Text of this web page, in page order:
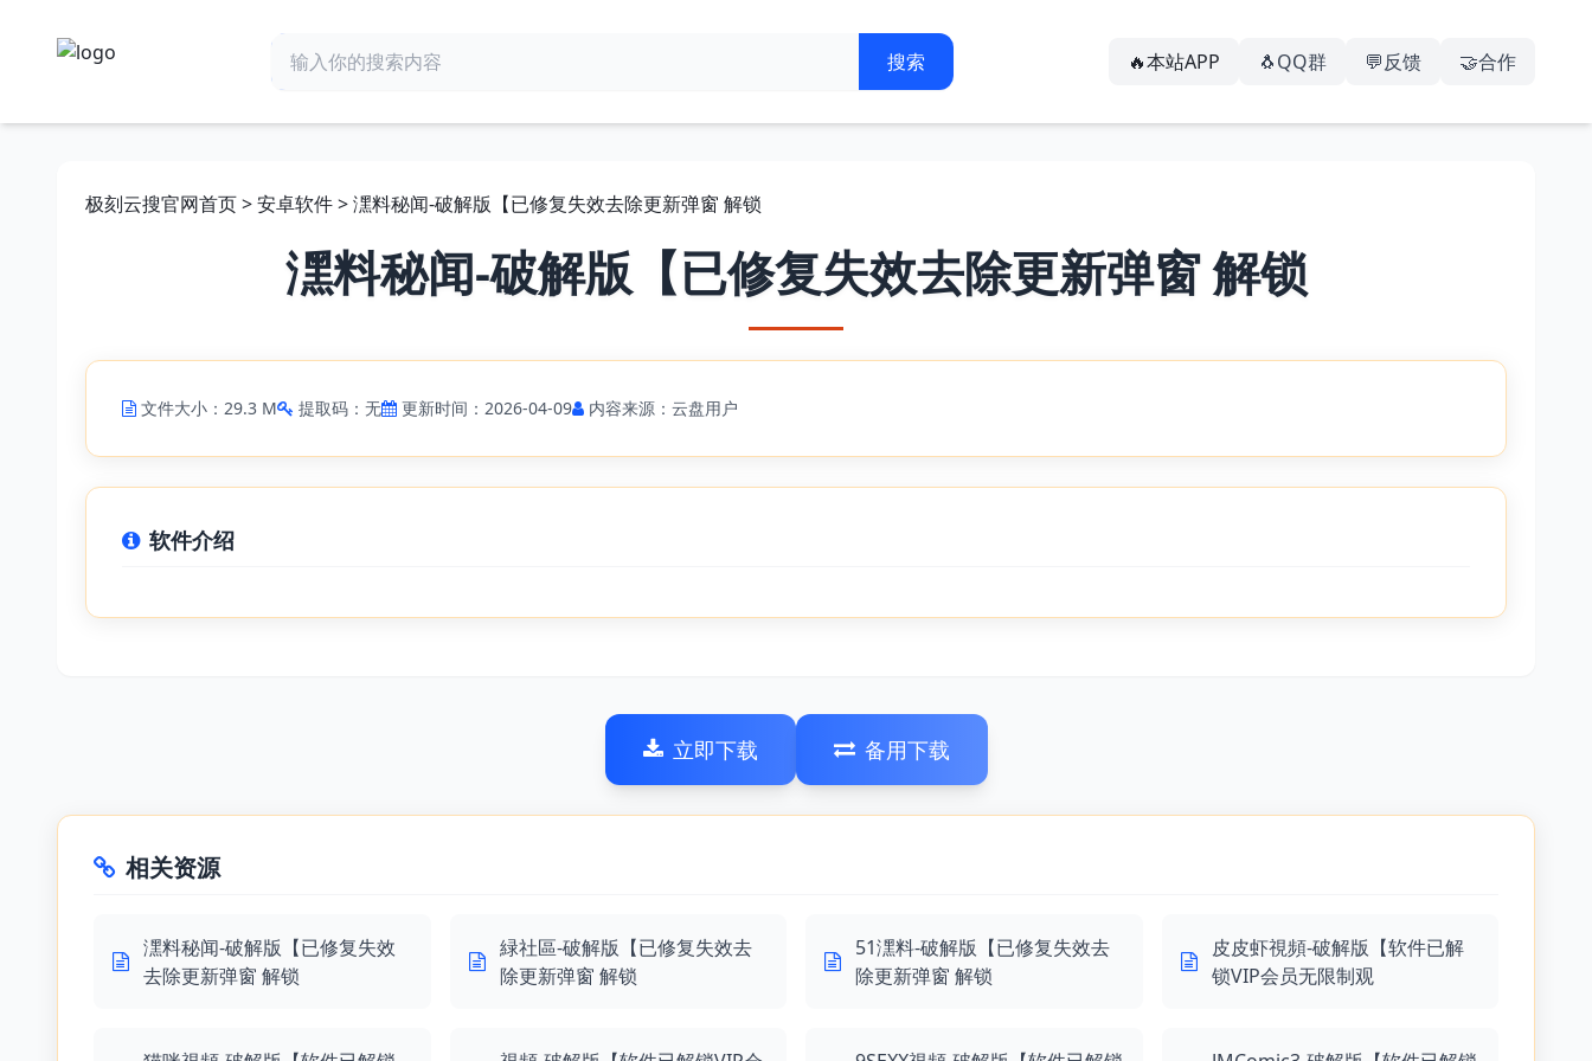
🔥本站APP 🐧QQ群 💬反馈 🤝合作
极刻云搜官网首页>安卓软件> 潶料秘闻-破解版【已修复失效去除更新弹窗 解锁
潶料秘闻-破解版【已修复失效去除更新弹窗 解锁
文件大小：29.3 M 提取码：无 更新时间：2026-04-09 内容来源：云盘用户
软件介绍
立即下载 备用下载
相关资源
潶料秘闻-破解版【已修复失效
去除更新弹窗 解锁
緑社區-破解版【已修复失效去
除更新弹窗 解锁
51潶料-破解版【已修复失效去
除更新弹窗 解锁
皮皮虾視頻-破解版【软件已解
锁VIP会员无限制观